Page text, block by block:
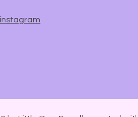
instagram